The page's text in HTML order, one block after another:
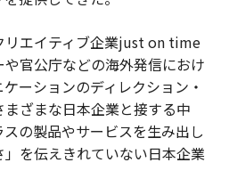
リエイティブ企業just on time
官公庁などの海外発信におけ
ーションのディレクション・
ざまな日本企業と接する中
の製品やサービスを生み出し
を伝えきれていない日本企業